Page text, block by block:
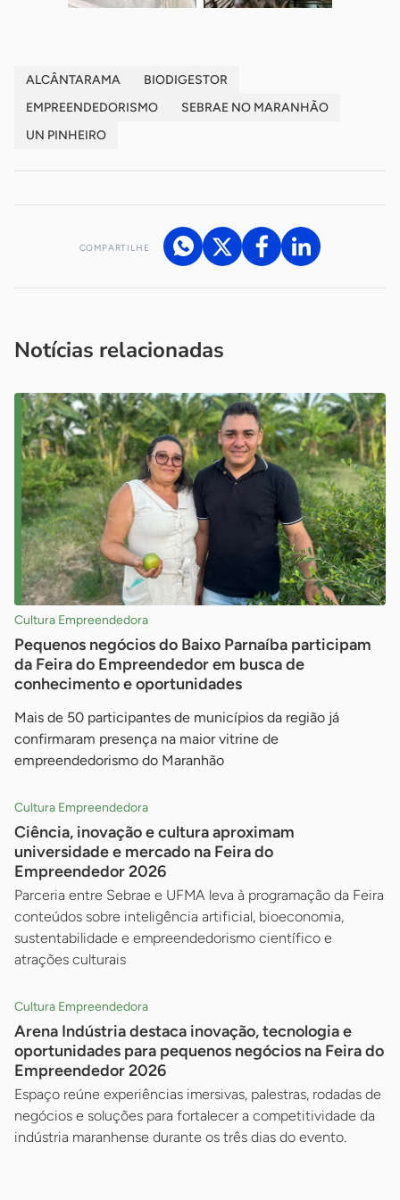
ALCÂNTARAMA
BIODIGESTOR
EMPREENDEDORISMO
SEBRAE NO MARANHÃO
UN PINHEIRO
COMPARTILHE
Notícias relacionadas
Cultura Empreendedora
Pequenos negócios do Baixo Parnaíba participam
da Feira do Empreendedor em busca de
conhecimento e oportunidades
Mais de 50 participantes de municípios da região já
confirmaram presença na maior vitrine de
empreendedorismo do Maranhão
Cultura Empreendedora
Ciência, inovação e cultura aproximam
universidade e mercado na Feira do
Empreendedor 2026
Parceria entre Sebrae e UFMA leva à programação da Feira
conteúdos sobre inteligência artificial, bioeconomia,
sustentabilidade e empreendedorismo científico e
atrações culturais
Cultura Empreendedora
Arena Indústria destaca inovação, tecnologia e
oportunidades para pequenos negócios na Feira do
Empreendedor 2026
Espaço reúne experiências imersivas, palestras, rodadas de
negócios e soluções para fortalecer a competitividade da
indústria maranhense durante os três dias do evento.